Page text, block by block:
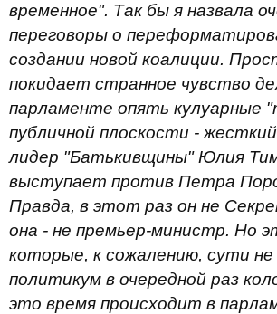
временное". Так бы я назвала
переговоры о
создании новой коалиции.
покидает странное чувство
парламенте опять кулуарные
публичной плоскости -
лидер "Батькивщины" Юлия
выступает против Петра
Правда, в этот раз он не
она - не премьер-министр. Но
которые, к сожалению, сути
политикум в очередной раз
это время происходит в